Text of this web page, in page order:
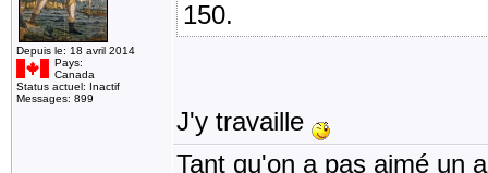
Depuis le: 18 avril 2014
Pays:
Canada
Status actuel: Inactif
Messages: 899
150.
J'y travaille
Tant qu'on a pas aimé un